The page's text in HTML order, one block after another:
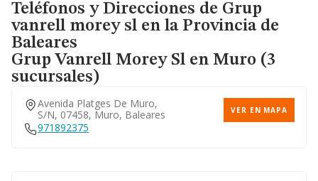
Teléfonos y Direcciones de Grup
vanrell morey sl en la Provincia de
Baleares
Grup Vanrell Morey Sl en Muro (3
sucursales)
Avenida Platges De Muro,
S/n, 07458, Muro, Baleares
VER EN MAPA
971892375